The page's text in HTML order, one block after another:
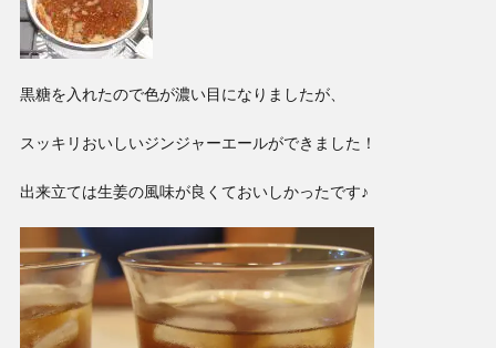
黒糖を入れたので色が濃い目になりましたが、
スッキリおいしいジンジャーエールができました！
出来立ては生姜の風味が良くておいしかったです♪